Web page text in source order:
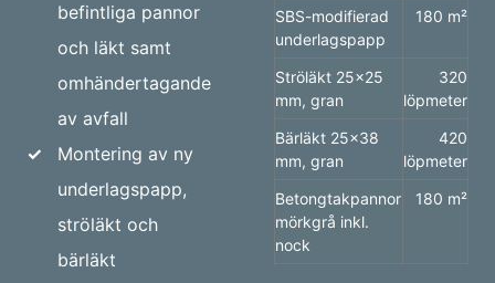
befintliga pannor
och läkt samt
omhändertagande
av avfall
✓
Montering av ny
underlagspapp,
ströläkt och
bärläkt
SBS-modifierad
underlagspapp
180 m²
Ströläkt 25×25
mm, gran
320
löpmeter
Bärläkt 25×38
mm, gran
420
löpmeter
Betongtakpannor
mörkgrå inkl.
nock
180 m²